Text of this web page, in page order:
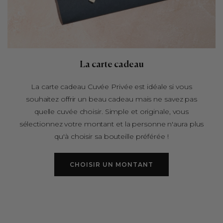
La carte cadeau
La carte cadeau Cuvée Privée est idéale si vous
souhaitez offrir un beau cadeau mais ne savez pas
quelle cuvée choisir. Simple et originale, vous
sélectionnez votre montant et la personne n'aura plus
qu'à choisir sa bouteille préférée !
CHOISIR UN MONTANT